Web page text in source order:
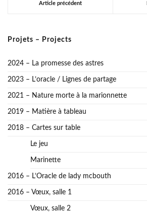
Article précédent
Projets – Projects
2024 – La promesse des astres
2023 – L’oracle / Lignes de partage
2021 – Nature morte à la marionnette
2019 – Matière à tableau
2018 – Cartes sur table
Le jeu
Marinette
2016 – L’Oracle de lady mcbouth
2016 – Vœux, salle 1
Vœux, salle 2